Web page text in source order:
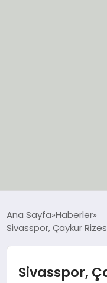
EKONOMİ
GÜNCEL
Ana Sayfa Haberler
Sivasspor, Çaykur
Sivasspor,